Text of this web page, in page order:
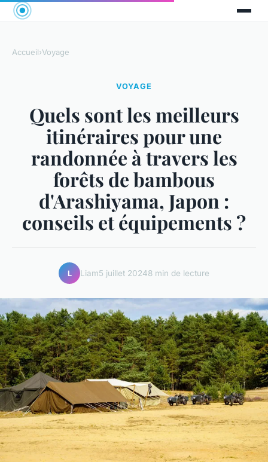
Accueil›Voyage
VOYAGE
Quels sont les meilleurs
itinéraires pour une
randonnée à travers les
forêts de bambous
d'Arashiyama, Japon :
conseils et équipements ?
L Liam5 juillet 20248 min de lecture